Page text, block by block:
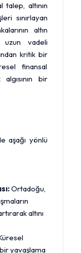
talep, altının
sınırlayan
altın
uzun vadeli
kritik bir
finansal
bir
aşağı yönlü
Ortadoğu,
altını
yavaşlama